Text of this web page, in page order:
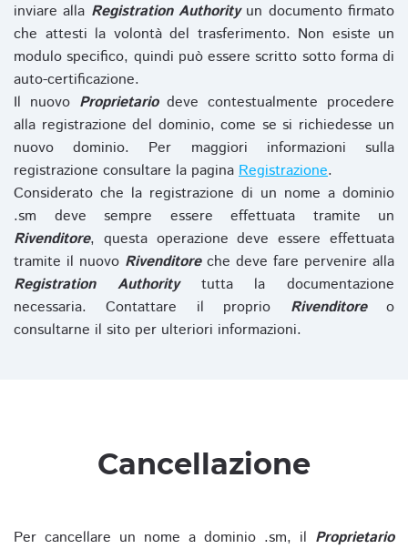
inviare alla Registration Authorityun documento firmato
che attesti la volontà del trasferimento. Non esiste un
modulo specifico, quindi può essere scritto sotto forma di
auto-certificazione.
Il nuovo Proprietariodeve contestualmente procedere
alla registrazione del dominio, come se si richiedesse un
nuovo dominio. Per maggiori informazioni sulla
registrazione consultare la pagina Registrazione.
Considerato che la registrazione di un nome a dominio
.sm deve sempre essere effettuata tramite un
Rivenditore, questa operazione deve essere effettuata
tramite il nuovo Rivenditoreche deve fare pervenire alla
Registration Authoritytutta la documentazione
necessaria. Contattare il proprio Rivenditoreo
consultarne il sito per ulteriori informazioni.
Cancellazione
Per cancellare un nome a dominio .sm, il Proprietario